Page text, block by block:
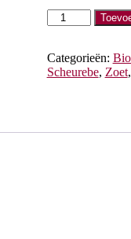
Weingut
Pfeffingen
Spätlese
aantal
Categorieën:
Scheurebe, Zoet,